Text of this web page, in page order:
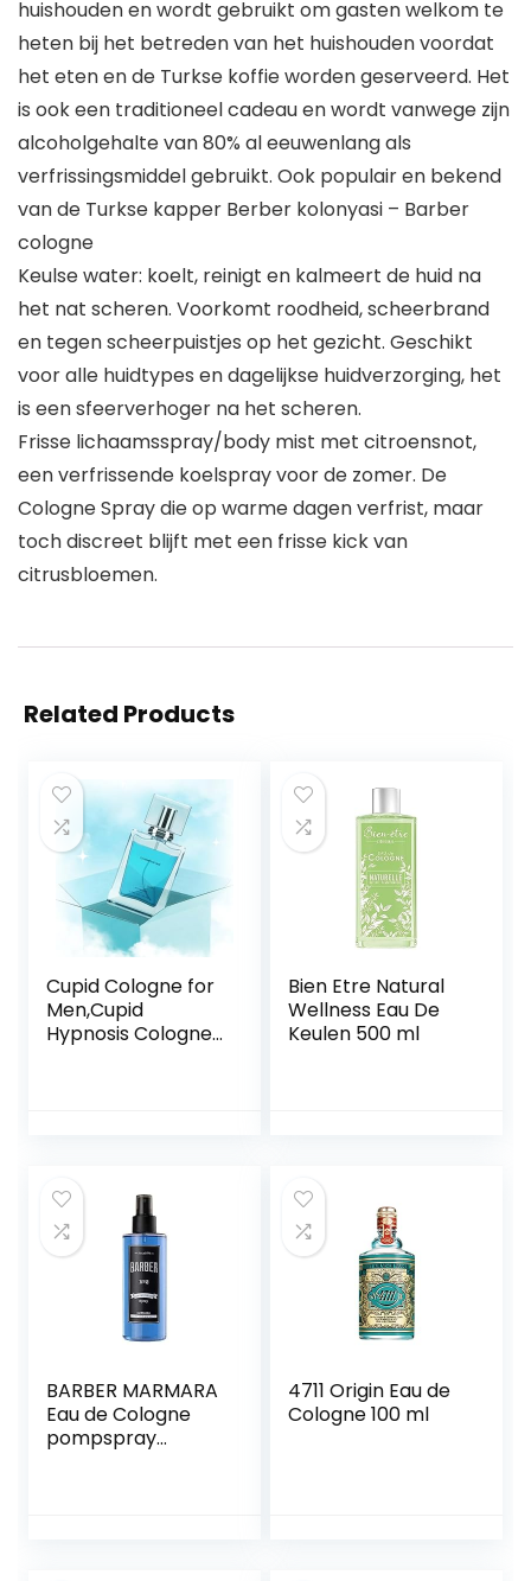
huishouden en wordt gebruikt om gasten welkom te
heten bij het betreden van het huishouden voordat
het eten en de Turkse koffie worden geserveerd. Het
is ook een traditioneel cadeau en wordt vanwege zijn
alcoholgehalte van 80% al eeuwenlang als
verfrissingsmiddel gebruikt. Ook populair en bekend
van de Turkse kapper Berber kolonyasi – Barber
cologne
Keulse water: koelt, reinigt en kalmeert de huid na
het nat scheren. Voorkomt roodheid, scheerbrand
en tegen scheerpuistjes op het gezicht. Geschikt
voor alle huidtypes en dagelijkse huidverzorging, het
is een sfeerverhoger na het scheren.
Frisse lichaamsspray/body mist met citroensnot,
een verfrissende koelspray voor de zomer. De
Cologne Spray die op warme dagen verfrist, maar
toch discreet blijft met een frisse kick van
citrusbloemen.
Related Products
Cupid Cologne for
Men,Cupid
Hypnosis Cologne
Men,Cupid
Fragrances for
Men (1pcs)
Bien Etre Natural
Wellness Eau De
Keulen 500 ml
BARBER MARMARA
Eau de Cologne
pompspray
4711 Origin Eau de
Cologne 100 ml